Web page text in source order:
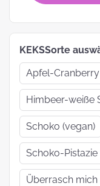
KEKSSorte
Apfel-Cranberry
Himbeer-weiße
Schoko (vegan)
Schoko-Pistazie
Überrasch mich